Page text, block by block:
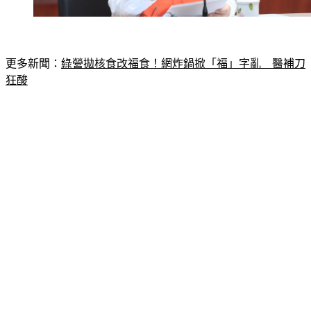
更多新聞： 綠營拋核食改福食！網炸鍋掀「福」字亂　醫補刀
狂酸